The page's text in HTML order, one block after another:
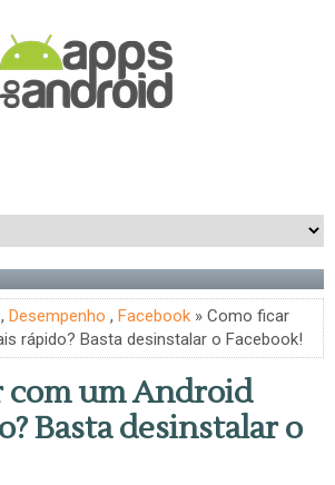
, Desempenho , Facebook » Como ficar
rápido? Basta desinstalar o Facebook!
com um Android
Basta desinstalar o